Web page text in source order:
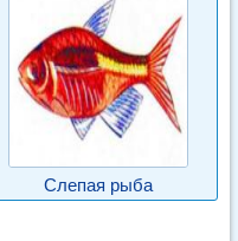
Слепая рыба